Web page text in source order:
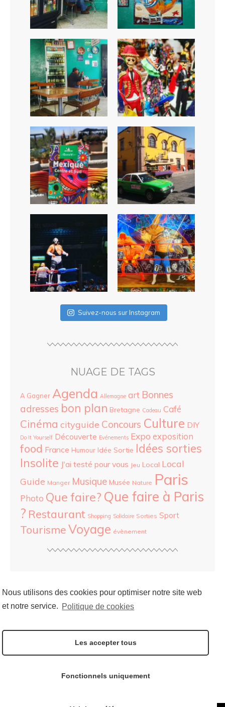
Nous utilisons des cookies pour optimiser notre site web
et notre service. Politique de cookies
Les accepter tous
Fonctionnels uniquement
Suivez-nous sur Instagram
NUAGE DE TAGS
A Gagner Agenda Allemagne art Bonnes
adresses bon plan Bretagne Cadeau Café
Cinéma cityguide Concours Culture DIY
Do It Yourself Découverte Evénements Expo exposition
food France Humour Idée Sortie Idées sorties
Insolite J'ai testé pour vous Jeu Local Local
Guide Manger Musique Musée Nature Paris
Photo Que faire? Que faire à Paris
? Restaurant Shopping Solidaire Sorties Sport
TourismeVoyage évènement
SOCIAL